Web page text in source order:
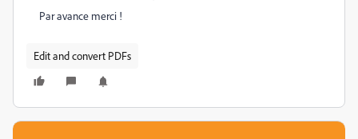
Par avance merci !
Edit and convert PDFs